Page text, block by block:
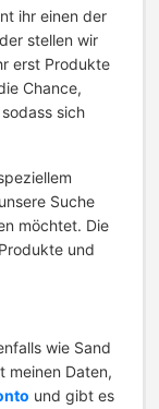
ihr einen der
stellen wir
erst Produkte
Chance,
sich
Suche
möchtet. Die
und
wie Sand
meinen Daten,
und gibt es